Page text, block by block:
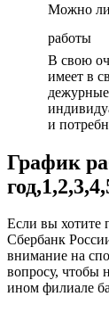
Можно ли
работы
В свою
имеет в
и
График
Если вы хотите
Сбербанк
внимание на
вопросу, чтобы
ином филиале